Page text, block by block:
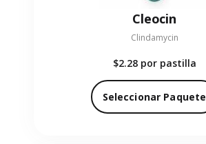
Cleocin
Clindamycin
$2.28 por pastilla
Seleccionar Paquete